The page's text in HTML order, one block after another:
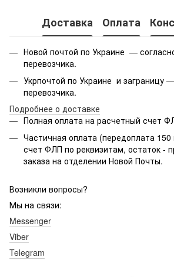
Доставка Оплата
Новой почтой по Украине —
перевозчика.
Укрпочтой по Украине и заграницу
перевозчика.
Подробнее о доставке
Полная оплата на расчетный счет
Частичная оплата (передоплата 150
счет ФЛП по реквизитам, остаток -
заказа на отделении Новой Почты.
Возникли вопросы?
Мы на связи:
Messenger
Viber
Telegram